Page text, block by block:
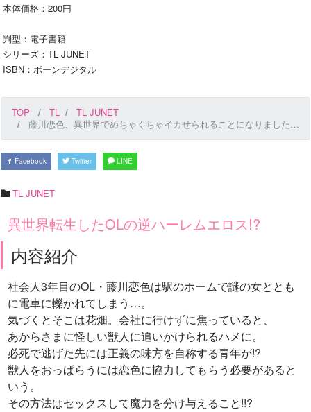
本体価格：200円
判型：電子書籍
シリーズ：TL JUNET
ISBN：ボーンデジタル
TOP TL
TL JUNET
藤川恋色、異世界でめちゃくちゃイカせられることになりました。〜戦士も賢者も神官も…私のカラダに夢中なの!?〜 第8話
Facebook Twitter LINE
TL JUNET
異世界転生したOLの逆ハーレムエロス!?
内容紹介
社会人3年目のOL・藤川恋色は駅のホームで謎の女ととも
に電車に轢かれてしまう…。
気づくとそこは花畑。会社に行けずに焦っていると、
あからさまに怪しい獣人に追いかけられるハメに。
必死で逃げた先には正義の味方を自称する青年が!?
獣人をおっぱらうには恋色に協力してもらう必要があると
いう。
その方法はセックスして魔力を分け与えること!!?